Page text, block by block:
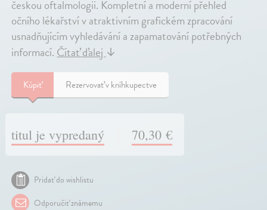
českou oftalmologii. Kompletní a moderní přehled
očního lékařství v atraktivním grafickém zpracování
usnadňujícím vyhledávání a zapamatování potřebných
informací.Čítať ďalej↓
Kúpiť Rezervovať v kníhkupectve
titul je vypredaný 70,30 €
Pridať do wishlistu
Odporučiť známemu